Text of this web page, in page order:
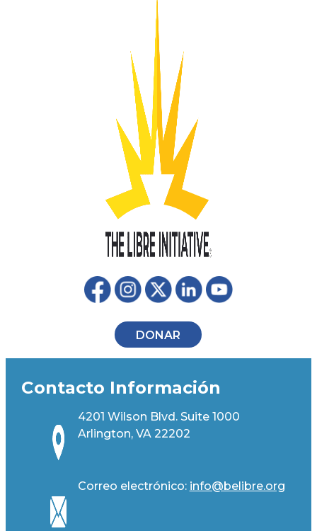
DONAR
Contacto Información
4201 Wilson Blvd. Suite 1000
Arlington, VA 22202
Correo electrónico: info@belibre.org